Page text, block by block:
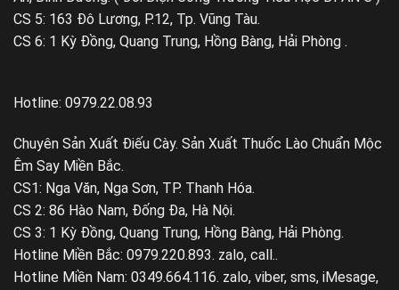
CS 5: 163 Đô Lương, P.12, Tp. Vũng Tàu.
CS 6: 1 Kỳ Đồng, Quang Trung, Hồng Bàng, Hải Phòng .
Hotline: 0979.22.08.93
Chuyên Sản Xuất Điếu Cày. Sản Xuất Thuốc Lào Chuẩn Mộc
Êm Say Miền Bắc.
CS1: Nga Văn, Nga Sơn, TP. Thanh Hóa.
CS 2: 86 Hào Nam, Đống Đa, Hà Nội.
CS 3: 1 Kỳ Đồng, Quang Trung, Hồng Bàng, Hải Phòng.
Hotline Miền Bắc: 0979.220.893. zalo, call..
Hotline Miền Nam: 0349.664.116. zalo, viber, sms, iMesage,